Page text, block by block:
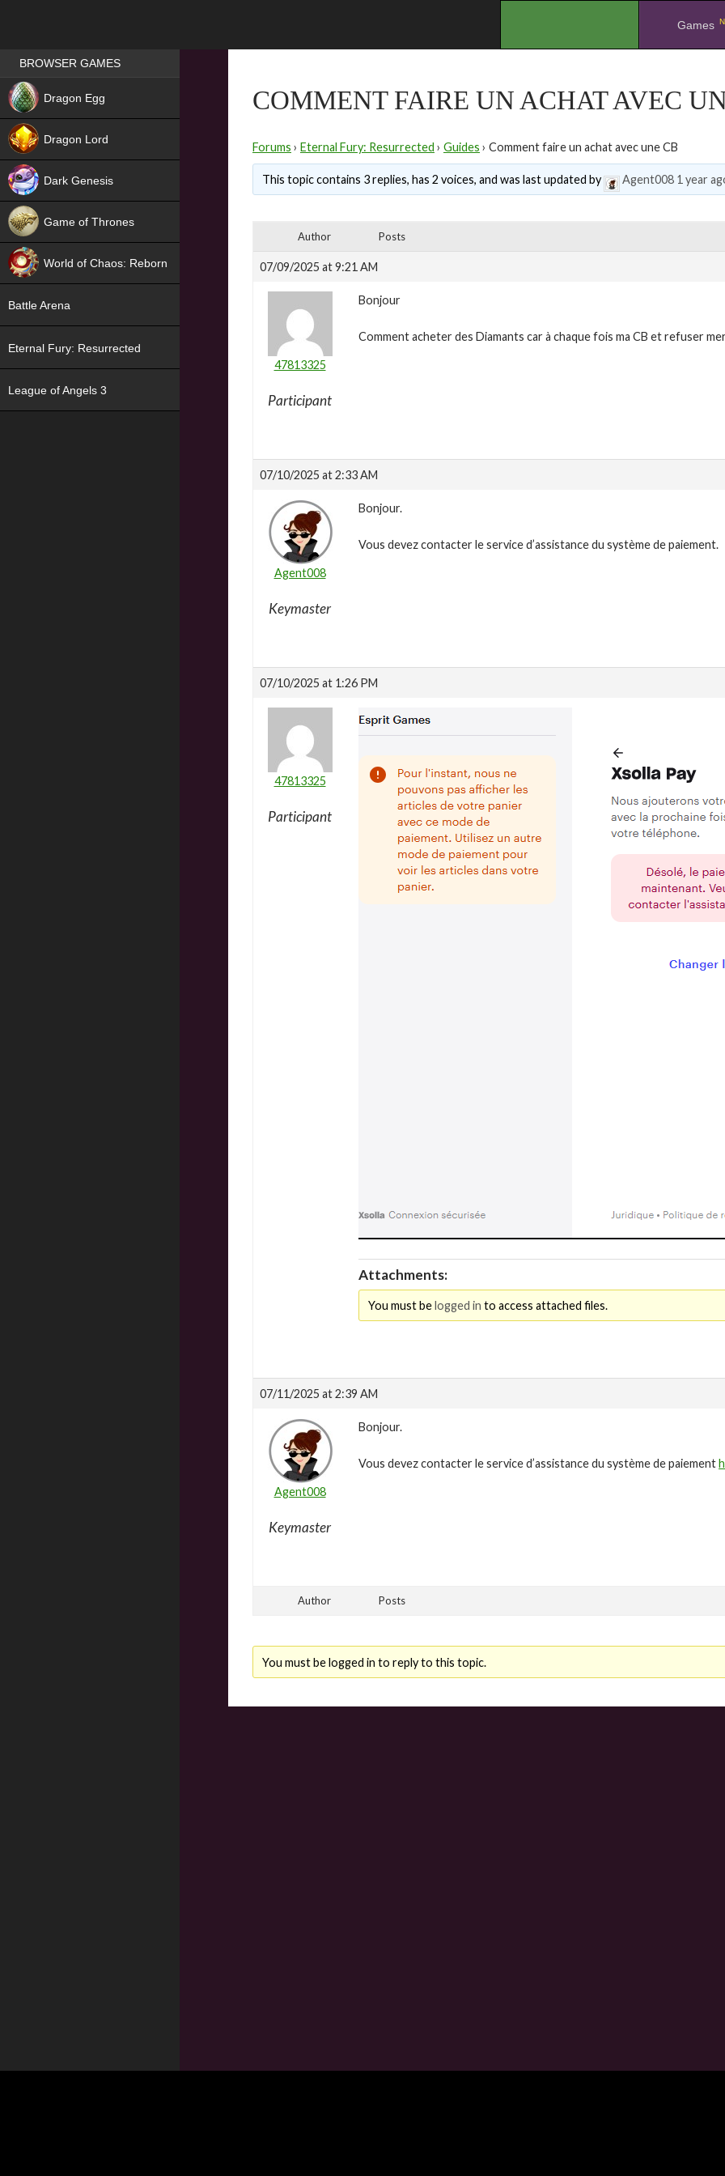
Games
COMMENT FAIRE UN ACHAT AVEC
Forums › Eternal Fury: Resurrected › Guides › Comment faire un achat avec une CB
This topic contains 3 replies, has 2 voices, and was last updated by Agent008 1 year
Author Posts
07/09/2025 at 9:21 AM
47813325
Participant
Bonjour
Comment acheter des Diamants car à chaque fois ma CB et refuser
07/10/2025 at 2:33 AM
Agent008
Keymaster
Bonjour.
Vous devez contacter le service d’assistance du système de paiement.
07/10/2025 at 1:26 PM
47813325
Participant
Attachments:
You must belogged in to access attached files.
07/11/2025 at 2:39 AM
Agent008
Keymaster
Bonjour.
Vous devez contacter le service d’assistance du système de paiement
Author Posts
You must be logged in to reply to this topic.
Games place
BROWSER GAMES
Dragon Egg
Dragon Lord
Dark Genesis
Game of Thrones
World of Chaos: Reborn
Battle Arena
Eternal Fury: Resurrected
League of Angels 3